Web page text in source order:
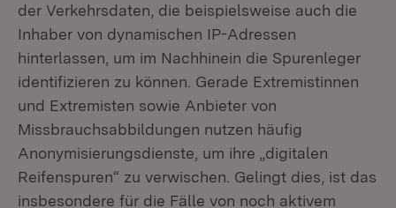
der Verkehrsdaten, die beispielsweise auch die
Inhaber von dynamischen IP-Adressen
hinterlassen, um im Nachhinein die Spurenleger
identifizieren zu können. Gerade Extremistinnen
und Extremisten sowie Anbieter von
Missbrauchsabbildungen nutzen häufig
Anonymisierungsdienste, um ihre „digitalen
Reifenspuren“ zu verwischen. Gelingt dies, ist das
insbesondere für die Fälle von noch aktivem